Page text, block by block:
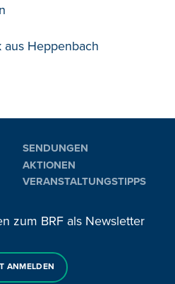
aus Heppenbach
SENDUNGEN
AKTIONEN
VERANSTALTUNGSTIPPS
zum BRF als Newsletter
ANMELDEN